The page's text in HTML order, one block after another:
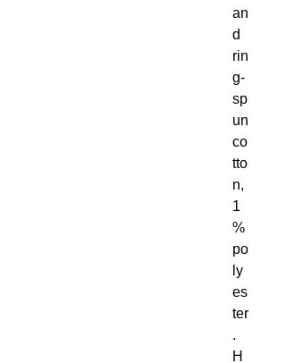
an
d
rin
g-
sp
un
co
tto
n,
1
%
po
ly
es
ter
.
H